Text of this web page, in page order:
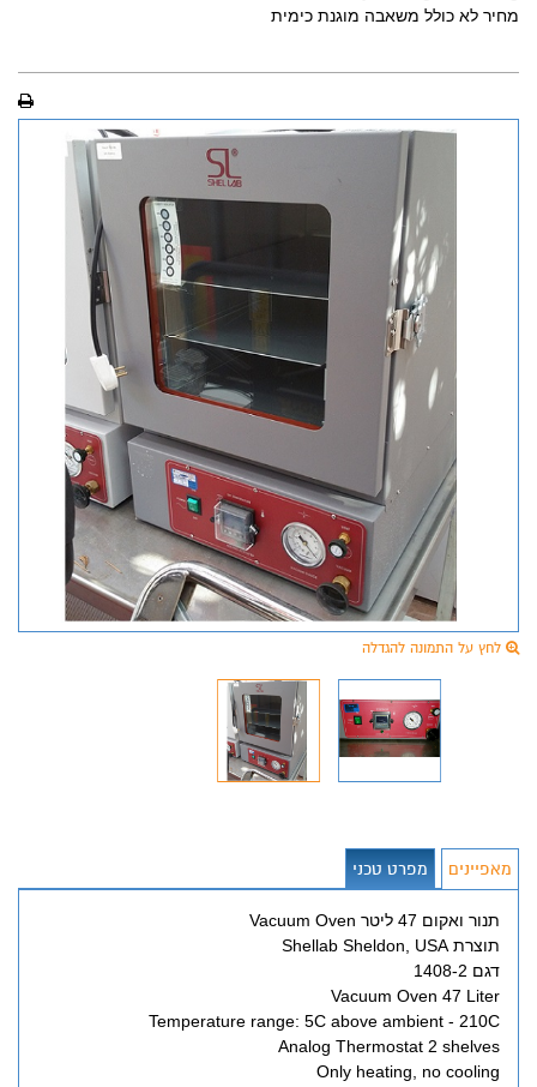
מחיר לא כולל משאבה מוגנת כימית
לחץ על התמונה להגדלה
מאפיינים מפרט טכני
תנור ואקום 47 ליטר Vacuum Oven
תוצרת Shellab Sheldon, USA
דגם 1408-2
Vacuum Oven 47 Liter
Temperature range: 5C above ambient - 210C
Analog Thermostat 2 shelves
Only heating, no cooling